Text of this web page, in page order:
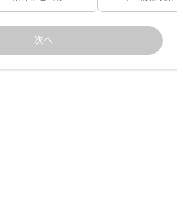
次へ